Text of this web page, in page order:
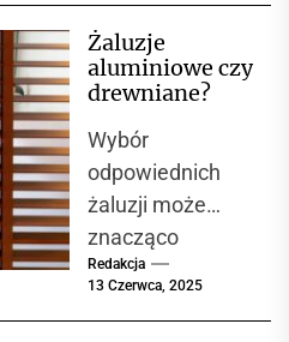
charakter i
sprawiają, że
niej...
Żaluzje
aluminiowe czy
drewniane?
Wybór
odpowiednich
żaluzji może
znacząco
wpłynąć na
wygląd wnętrza
Redakcja
13 Czerwca, 2025